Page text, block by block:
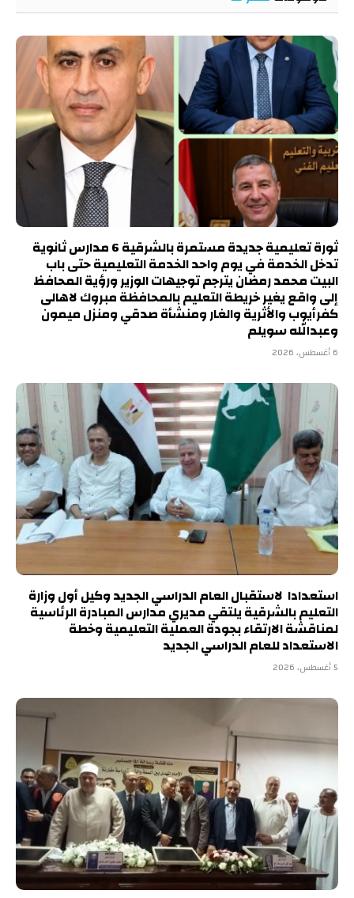
ثورة تعليمية جديدة مستمرة بالشرقية 6 مدارس ثانوية
تدخل الخدمة في يوم واحد الخدمة التعليمية حتى باب
البيت محمد رمضان يترجم توجيهات الوزير ورؤية المحافظ
إلى واقع يغير خريطة التعليم بالمحافظة مبروك لاهالى
كفرأيوب والأثرية والغار ومنشأة صدقي ومنزل ميمون
وعبدالله سويلم
6 أغسطس، 2026
استعدادا لاستقبال العام الدراسي الجديد وكيل أول وزارة
التعليم بالشرقية يلتقي مديري مدارس المبادرة الرئاسية
لمناقشة الارتقاء بجودة العملية التعليمية وخطة
الاستعداد للعام الدراسي الجديد
5 أغسطس، 2026